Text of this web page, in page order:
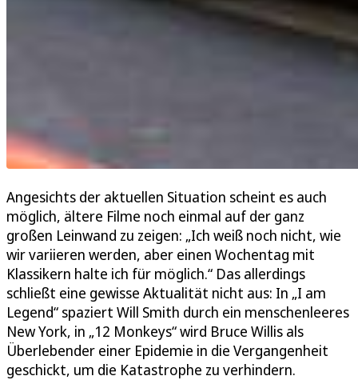
Angesichts der aktuellen Situation scheint es auch
möglich, ältere Filme noch einmal auf der ganz
großen Leinwand zu zeigen: „Ich weiß noch nicht, wie
wir variieren werden, aber einen Wochentag mit
Klassikern halte ich für möglich.“ Das allerdings
schließt eine gewisse Aktualität nicht aus: In „I am
Legend“ spaziert Will Smith durch ein menschenleeres
New York, in „12 Monkeys“ wird Bruce Willis als
Überlebender einer Epidemie in die Vergangenheit
geschickt, um die Katastrophe zu verhindern.